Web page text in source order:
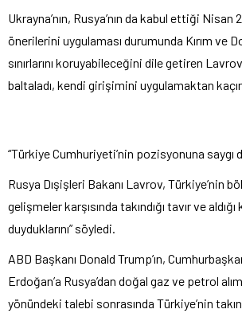
Ukrayna’nın, Rusya’nın da kabul ettiği Nisan
önerilerini uygulaması durumunda Kırım ve
sınırlarını koruyabileceğini dile getiren
baltaladı, kendi girişimini uygulamaktan kaç
“Türkiye Cumhuriyeti’nin pozisyonuna saygı
Rusya Dışişleri Bakanı Lavrov, Türkiye’nin
gelişmeler karşısında takındığı tavır ve aldığı
duyduklarını” söyledi.
ABD Başkanı Donald Trump’ın,
Erdoğan’a Rusya’dan doğal gaz ve petrol
yönündeki talebi sonrasında Türkiye’nin tak